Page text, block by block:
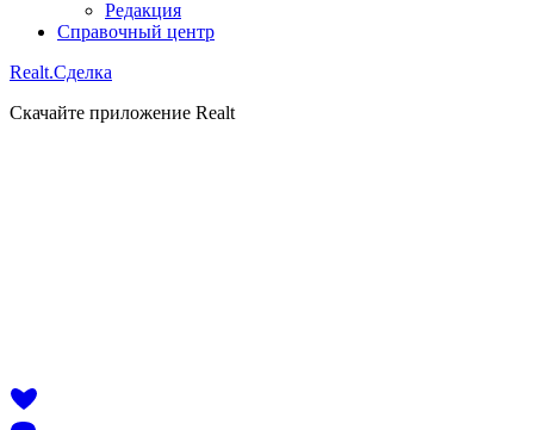
Редакция
Справочный центр
Realt.Сделка
Скачайте приложение Realt